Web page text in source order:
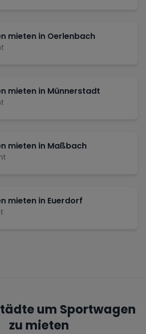
mieten in Oerlenbach
mieten in Münnerstadt
mieten in Maßbach
mieten in Euerdorf
um Sportwagen
zu mieten